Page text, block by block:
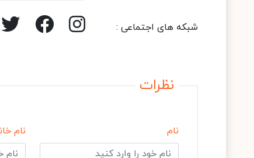
شبکه های اجتماعی :
نظرات
نام نام